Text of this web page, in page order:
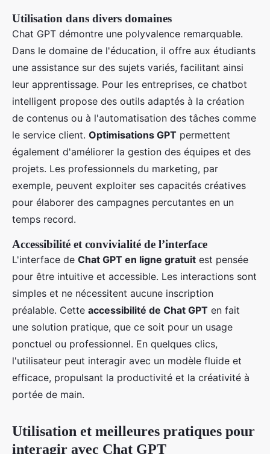
Utilisation dans divers domaines
Chat GPT démontre une polyvalence remarquable.
Dans le domaine de l'éducation, il offre aux étudiants
une assistance sur des sujets variés, facilitant ainsi
leur apprentissage. Pour les entreprises, ce chatbot
intelligent propose des outils adaptés à la création
de contenus ou à l'automatisation des tâches comme
le service client. Optimisations GPT permettent
également d'améliorer la gestion des équipes et des
projets. Les professionnels du marketing, par
exemple, peuvent exploiter ses capacités créatives
pour élaborer des campagnes percutantes en un
temps record.
Accessibilité et convivialité de l’interface
L'interface de Chat GPT en ligne gratuit est pensée
pour être intuitive et accessible. Les interactions sont
simples et ne nécessitent aucune inscription
préalable. Cette accessibilité de Chat GPT en fait
une solution pratique, que ce soit pour un usage
ponctuel ou professionnel. En quelques clics,
l'utilisateur peut interagir avec un modèle fluide et
efficace, propulsant la productivité et la créativité à
portée de main.
Utilisation et meilleures pratiques pour
interagir avec Chat GPT